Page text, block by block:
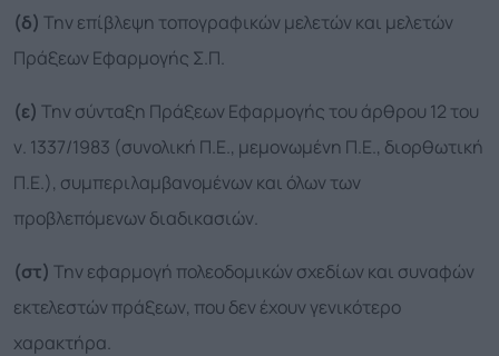
(δ) Την επίβλεψη τοπογραφικών μελετών και μελετών
Πράξεων Εφαρμογής Σ.Π.
(ε) Την σύνταξη Πράξεων Εφαρμογής του άρθρου 12 του
ν. 1337/1983 (συνολική Π.Ε., μεμονωμένη Π.Ε., διορθωτική
Π.Ε.), συμπεριλαμβανομένων και όλων των
προβλεπόμενων διαδικασιών.
(στ) Την εφαρμογή πολεοδομικών σχεδίων και συναφών
εκτελεστών πράξεων, που δεν έχουν γενικότερο
χαρακτήρα.